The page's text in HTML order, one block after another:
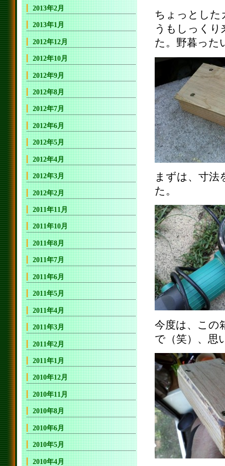
ちょっとした
うもしっく
た。野暮った
まずは、寸
た。
今度は、この
で（笑）、思
2013年2月
2013年1月
2012年12月
2012年10月
2012年9月
2012年8月
2012年7月
2012年6月
2012年5月
2012年4月
2012年3月
2012年2月
2011年11月
2011年10月
2011年8月
2011年7月
2011年6月
2011年5月
2011年4月
2011年3月
2011年2月
2011年1月
2010年12月
2010年11月
2010年8月
2010年6月
2010年5月
2010年4月